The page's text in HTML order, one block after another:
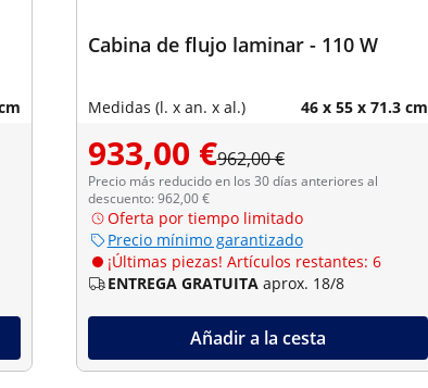
Cabina de flujo laminar - 110 W
Medidas (l. x an. x al.) 46 x 55 x 71.3 cm
933,00 €962,00 €
Precio más reducido en los 30 días anteriores al
descuento: 962,00 €
Oferta por tiempo limitado
Precio mínimo garantizado
¡Últimas piezas! Artículos restantes: 6
ENTREGA GRATUITA aprox. 18/8
Añadir a la cesta